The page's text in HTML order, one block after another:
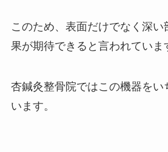
このため、表面だけでなく深い
果が期待できると言われていま
杏鍼灸整骨院ではこの機器をい
います。